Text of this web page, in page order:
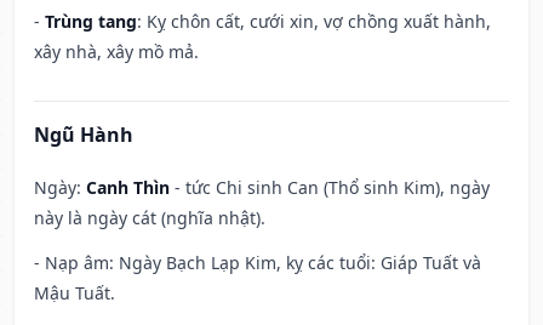
- Trùng tang: Kỵ chôn cất, cưới xin, vợ chồng xuất hành,
xây nhà, xây mồ mả.
Ngũ Hành
Ngày: Canh Thìn - tức Chi sinh Can (Thổ sinh Kim), ngày
này là ngày cát (nghĩa nhật).
- Nạp âm: Ngày Bạch Lạp Kim, kỵ các tuổi: Giáp Tuất và
Mậu Tuất.